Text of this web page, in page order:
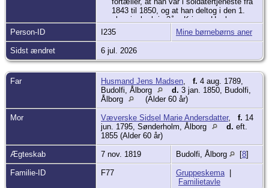
1843 til 1850, og at han deltog i den 1.
slesvigske krig 3års Krigen. Her bruges
første gang efternavnet Hasseriis, hvilket
var meget brugt i militæret. Den
befalende kunne ikke huske hvor de
menige kom fra, når de red rundt i landet.
Han kaldte derfor på den som var
lokalkendt. Hasseriis. Thomas nævnes
også som krigsinvalid. Han havde efter
slaget ved Fredericia en stiv arm. På sine
gamle dage fik han en krigspension.
FT 1855 Thomas var 33 år, arbejdsmand
og gift med Ane, de boede i Hjelmarstald
(se Ane), i baghuset til gården. I 1860
boede de i et hus i Hasseriis med sønnen
Jens Christian. Der boede de også i 1880
hvor Thomas var 58 år og Ane 63 år. I
1881 flyttede de ned til sønnen Jens
Christian i Lind ved Herning, hvor hans
unge kone kom 1/2 år senere. 2 år efter
Person-ID I235 Mine børnebørns aner
Sidst ændret 6 jul. 2026
Far Husmand Jens Madsen, f. 4 aug. 1789,
Budolfi, Ålborg
d. 3 jan. 1850, Budolfi,
Ålborg
(Alder 60 år)
Mor Væverske Sidsel Marie Andersdatter, f. 14
jun. 1795, Sønderholm, Ålborg
d. eft.
1855 (Alder 60 år)
Ægteskab 7 nov. 1819 Budolfi, Ålborg [8]
Familie-ID F77 Gruppeskema|
Familietavle